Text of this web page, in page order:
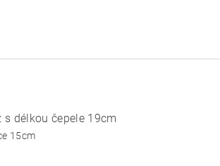
s délkou čepele 19cm
15cm